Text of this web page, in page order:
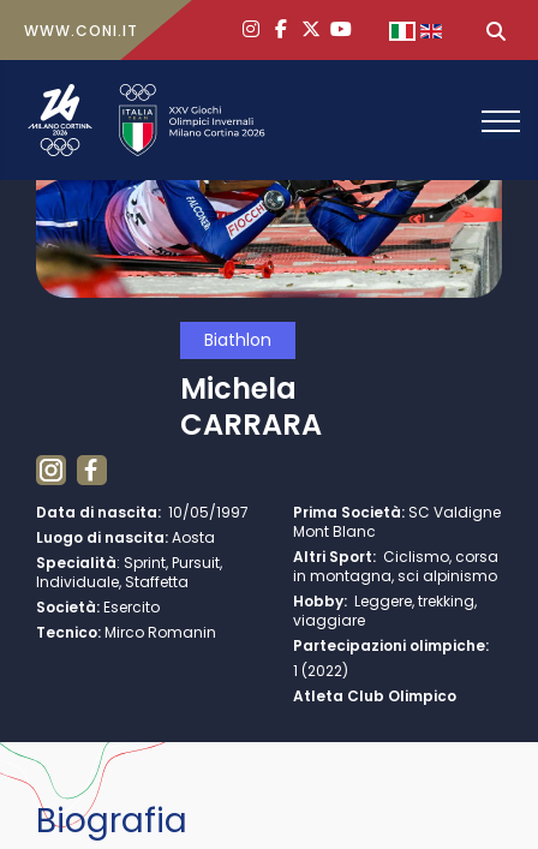
WWW.CONI.IT ig face yt Seleziona la
Biathlon
Michela
CARRARA
Data di nascita: 10/05/1997
Luogo di nascita:Aosta
Specialità: Sprint, Pursuit,
Individuale, Staffetta
Società:Esercito
Tecnico:Mirco Romanin
Prima Società: SC Valdigne
Mont Blanc
Altri Sport: Ciclismo, corsa
in montagna, sci alpinismo
Hobby: Leggere, trekking,
viaggiare
Partecipazioni olimpiche:
1 (2022)
Atleta Club Olimpico
Biografia